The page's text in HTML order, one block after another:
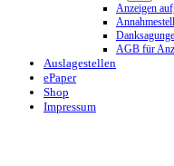
Anzeigen
AGB für
Auslagestellen
ePaper
Shop
Impressum